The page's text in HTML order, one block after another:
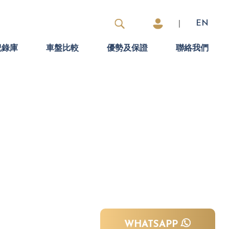
EN
錄庫 車盤比較 優勢及保證 聯絡我們
WHATSAPP